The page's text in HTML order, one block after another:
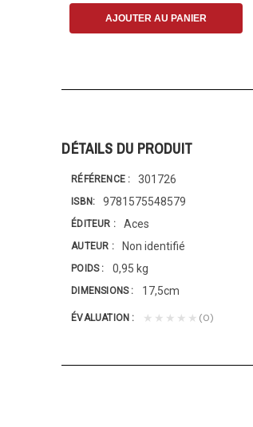
AJOUTER AU PANIER
DÉTAILS DU PRODUIT
RÉFÉRENCE 301726
ISBN 9781575548579
ÉDITEUR Aces
AUTEUR Non identifié
POIDS 0,95 kg
DIMENSIONS 17,5cm
ÉVALUATION ★★★★★ (0)